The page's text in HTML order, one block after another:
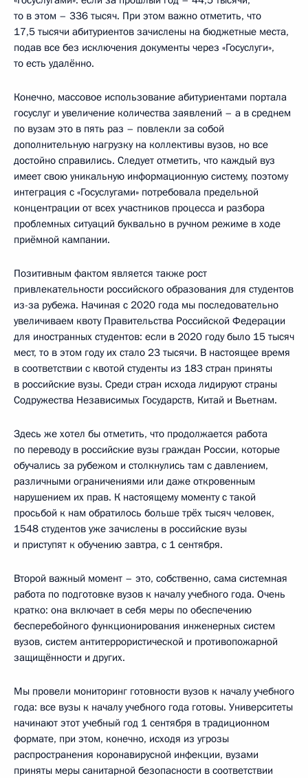
то в этом – 336 тысяч. При этом важно отметить, что
17,5 тысячи абитуриентов зачислены на бюджетные места,
подав все без исключения документы через «Госуслуги»,
то есть удалённо.
Конечно, массовое использование абитуриентами портала
госуслуг и увеличение количества заявлений – а в среднем
по вузам это в пять раз – повлекли за собой
дополнительную нагрузку на коллективы вузов, но все
достойно справились. Следует отметить, что каждый вуз
имеет свою уникальную информационную систему, поэтому
интеграция с «Госуслугами» потребовала предельной
концентрации от всех участников процесса и разбора
проблемных ситуаций буквально в ручном режиме в ходе
приёмной кампании.
Позитивным фактом является также рост
привлекательности российского образования для студентов
из-за рубежа. Начиная с 2020 года мы последовательно
увеличиваем квоту Правительства Российской Федерации
для иностранных студентов: если в 2020 году было 15 тысяч
мест, то в этом году их стало 23 тысячи. В настоящее время
в соответствии с квотой студенты из 183 стран приняты
в российские вузы. Среди стран исхода лидируют страны
Содружества Независимых Государств, Китай и Вьетнам.
Здесь же хотел бы отметить, что продолжается работа
по переводу в российские вузы граждан России, которые
обучались за рубежом и столкнулись там с давлением,
различными ограничениями или даже откровенным
нарушением их прав. К настоящему моменту с такой
просьбой к нам обратилось больше трёх тысяч человек,
1548 студентов уже зачислены в российские вузы
и приступят к обучению завтра, с 1 сентября.
Второй важный момент – это, собственно, сама системная
работа по подготовке вузов к началу учебного года. Очень
кратко: она включает в себя меры по обеспечению
бесперебойного функционирования инженерных систем
вузов, систем антитеррористической и противопожарной
защищённости и других.
Мы провели мониторинг готовности вузов к началу учебного
года: все вузы к началу учебного года готовы. Университеты
начинают этот учебный год 1 сентября в традиционном
формате, при этом, конечно, исходя из угрозы
распространения коронавирусной инфекции, вузами
приняты меры санитарной безопасности в соответствии